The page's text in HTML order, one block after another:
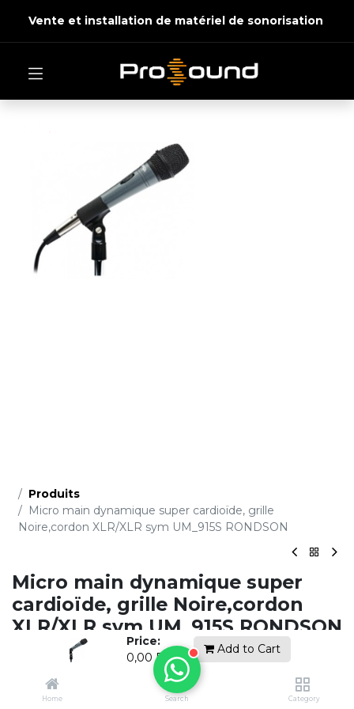
Price:
0,00 DH
Add to Cart
Home Search Category
Vente et installation de matériel de sonorisation
Produits
Micro main dynamique super cardioïde, grille
Noire,cordon XLR/XLR sym UM_915S RONDSON
Micro main dynamique super
cardioïde, grille Noire,cordon
XLR/XLR sym UM_915S RONDSON
Demandez un devis gratuit